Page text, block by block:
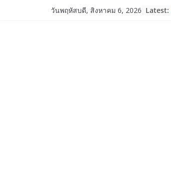
วันพฤหัสบดี, สิงหาคม 6, 2026 Latest: